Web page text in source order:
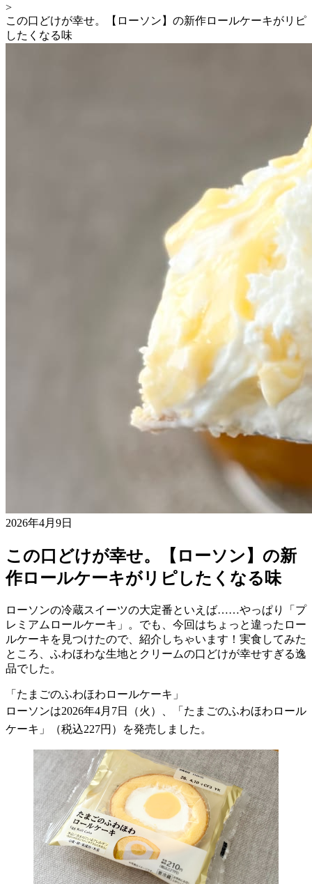
>
この口どけが幸せ。【ローソン】の新作ロールケーキがリピ
したくなる味
2026年4月9日
この口どけが幸せ。【ローソン】の新
作ロールケーキがリピしたくなる味
ローソンの冷蔵スイーツの大定番といえば……やっぱり「プ
レミアムロールケーキ」。でも、今回はちょっと違ったロー
ルケーキを見つけたので、紹介しちゃいます！実食してみた
ところ、ふわほわな生地とクリームの口どけが幸せすぎる逸
品でした。
「たまごのふわほわロールケーキ」
ローソンは2026年4月7日（火）、「たまごのふわほわロール
ケーキ」（税込227円）を発売しました。